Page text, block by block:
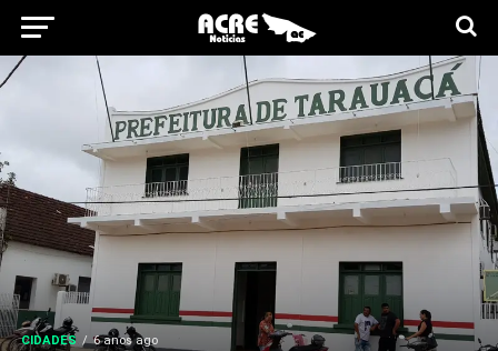
CIDADES 6 anos ago